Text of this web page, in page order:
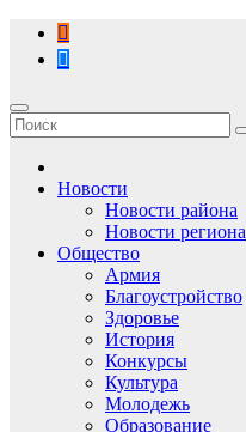
Перейти
содержимому
Новости
Новости района
Новости региона
Общество
Армия
Благоустройство
Здоровье
История
Конкурсы
Культура
Молодежь
Образование